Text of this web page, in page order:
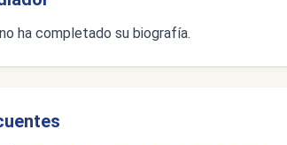
ha completado su biografía.